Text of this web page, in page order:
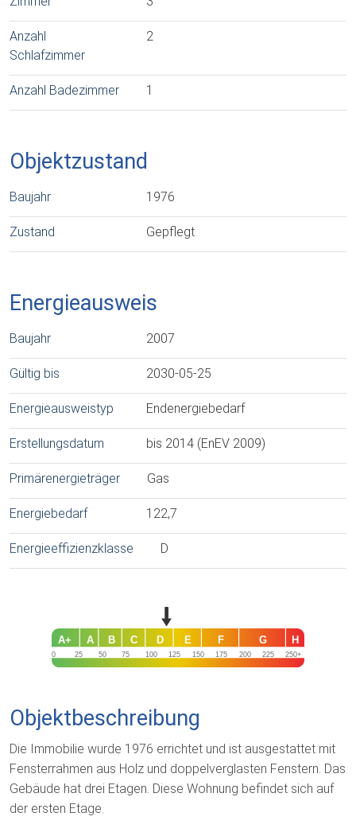
Anzahl
Schlafzimmer
2
Anzahl Badezimmer 1
Objektzustand
Baujahr 1976
Zustand Gepflegt
Energieausweis
Baujahr 2007
Gültig bis 2030-05-25
Energieausweistyp Endenergiebedarf
Erstellungsdatum bis 2014 (EnEV 2009)
Primärenergieträger Gas
Energiebedarf 122,7
Energieeffizienzklasse D
0 25 50 75 100 125 150 175 200 225 250+
H
G
F
E
D
C
B
A
A+
Objektbeschreibung
Die Immobilie wurde 1976 errichtet und ist ausgestattet mit
Fensterrahmen aus Holz und doppelverglasten Fenstern. Das
Gebäude hat drei Etagen. Diese Wohnung befindet sich auf
der ersten Etage.